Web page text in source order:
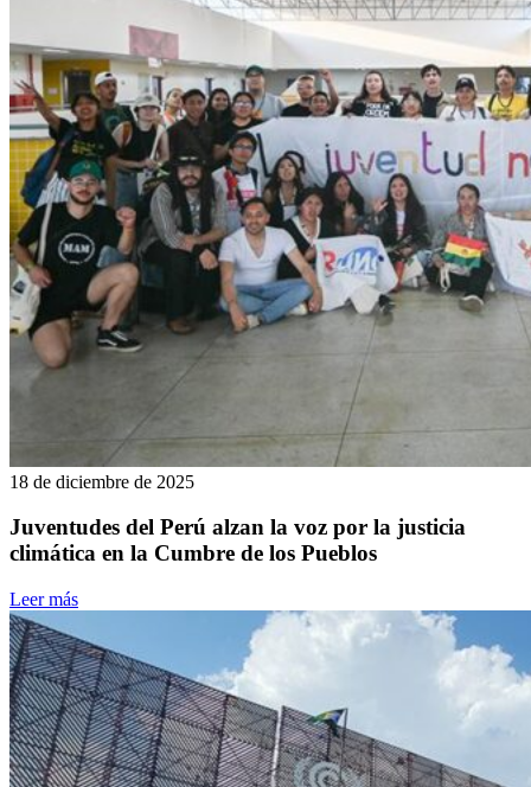
18 de diciembre de 2025
Juventudes del Perú alzan la voz por la justicia
climática en la Cumbre de los Pueblos
Leer más